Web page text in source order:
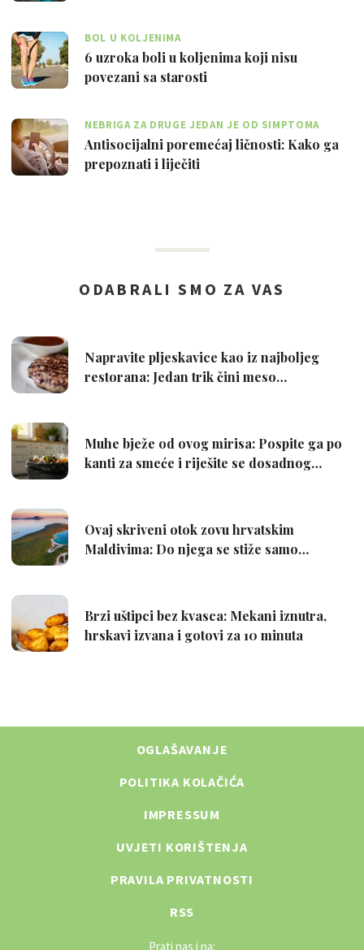
BOL U KOLJENIMA
6 uzroka boli u koljenima koji nisu
povezani sa starosti
NEBRIGA ZA DRUGE JEDAN JE OD SIMPTOMA
Antisocijalni poremećaj ličnosti: Kako ga
prepoznati i liječiti
OGLAŠAVANJE
POLITIKA KOLAČIĆA
IMPRESSUM
UVJETI KORIŠTENJA
PRAVILA PRIVATNOSTI
RSS
Prati nas i na: